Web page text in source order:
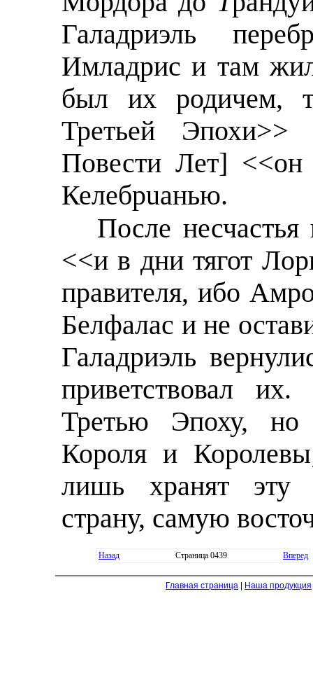
Галадриэль
Имладрис и там
был их родичем,
Третьей
Повести Лет] <<он
Келебрuанью.
После
<<и в дни тягот
правителя, ибо
Белфалас и не
Галадриэль
приветствовал
Третью Эпоху, но
Короля и
лишь хранят эту
страну, самую
Назад Страница 0439 Вперед
Главная страница Наша продукция